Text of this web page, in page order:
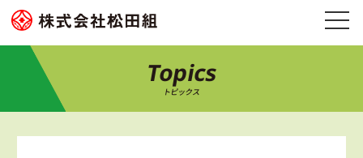
Topics
トピックス